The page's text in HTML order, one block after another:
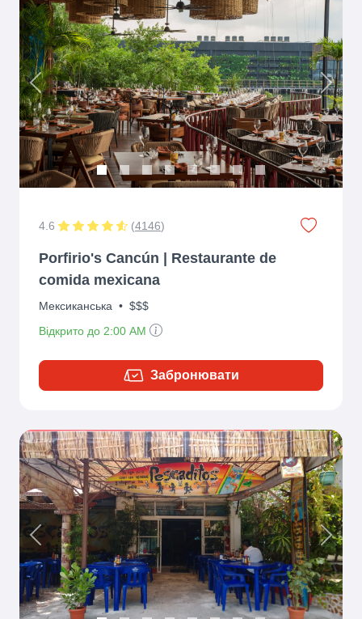
Previous Next
4.6 (4146)
Porfirio's Cancún | Restaurante de
comida mexicana
Мексиканська • $$$
Відкрито до 2:00 AM
Забронювати
Previous Next